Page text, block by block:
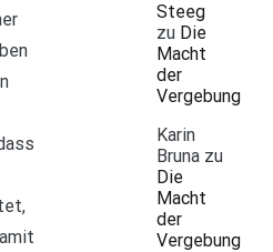
Steeg
zu Die
Macht
der
Vergebung
Karin
Bruna zu
Die
Macht
der
Vergebung